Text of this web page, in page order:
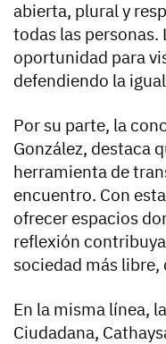
abierta, plural y
todas las personas.
oportunidad para
defendiendo la
Por su parte, la
González, destaca
herramienta de
encuentro. Con
ofrecer espacios
reflexión
sociedad más libre,
En la misma línea,
Ciudadana,